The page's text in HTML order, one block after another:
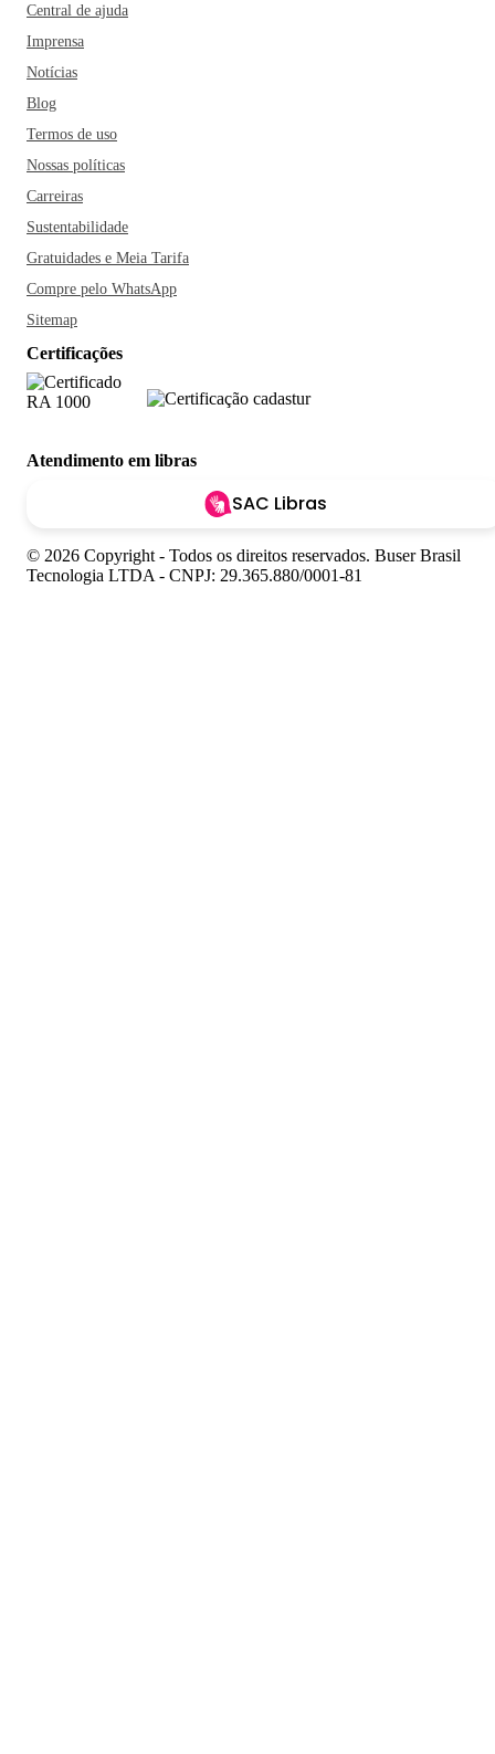
Central de ajuda
Imprensa
Notícias
Blog
Termos de uso
Nossas políticas
Carreiras
Sustentabilidade
Gratuidades e Meia Tarifa
Compre pelo WhatsApp
Sitemap
Certificações
Atendimento em libras
SAC Libras
© 2026 Copyright - Todos os direitos reservados. Buser Brasil
Tecnologia LTDA - CNPJ: 29.365.880/0001-81